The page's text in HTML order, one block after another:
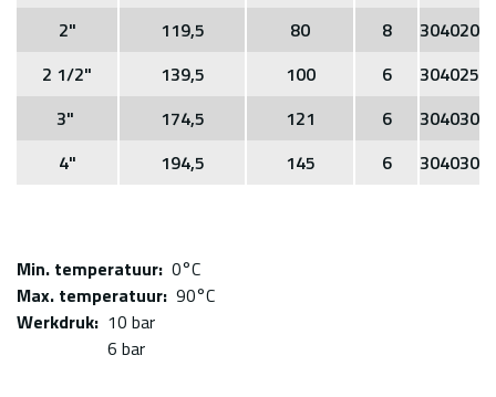
2"
119,5 80 8
304020
2 1/2"
139,5 100 6
304025
3"
174,5 121 6
304030
4"
194,5 145 6 304030
Min. temperatuur 0°C
Max. temperatuur 90°C
Werkdruk 10 bar
6 bar